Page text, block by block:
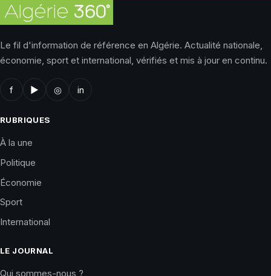
Le fil d'information de référence en Algérie. Actualité nationale,
économie, sport et international, vérifiés et mis à jour en continu.
f ▶ ◎ in
RUBRIQUES
À la une
Politique
Économie
Sport
International
LE JOURNAL
Qui sommes-nous ?